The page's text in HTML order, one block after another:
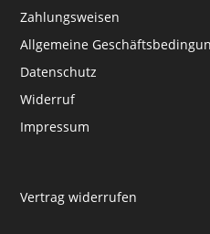
Zahlungsweisen
Allgemeine
Datenschutz
Widerruf
Impressum
Vertrag widerrufen